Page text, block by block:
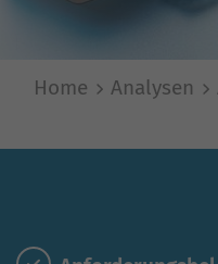
Home Analysen